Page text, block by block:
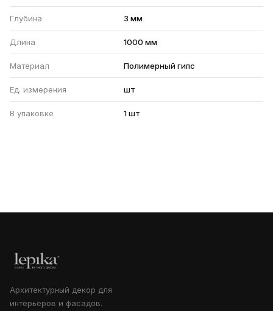
Глубина 3 мм
Длина 1000 мм
Материал Полимерный гипс
Ед. измерения шт
В упаковке 1 шт
Архитектурный декор для
интерьеров и фасадов.